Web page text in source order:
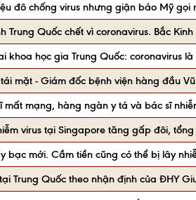
đô chống virus nhưng giận báo Mỹ
Quốc chết vì coronavirus. Bắc
khoa học gia Trung Quốc: coronavirus
mặt - Giám đốc bệnh viện hàng đầu
mất mạng, hàng ngàn y tá và bác sĩ
virus tại Singapore tăng gấp đôi,
bạc mới. Cầm tiền cũng có thể bị lây
Trung Quốc theo nhận định của ĐHY